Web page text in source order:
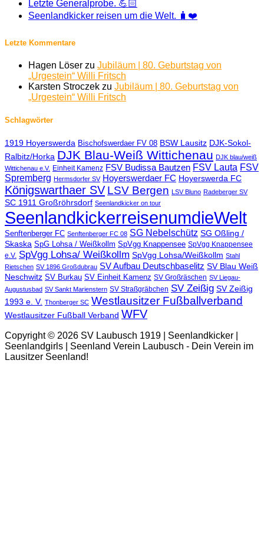
Letzte Generalprobe. 💪🏻
Seenlandkicker reisen um die Welt. 🧳❤️
Letzte Kommentare
Hagen Löser zu Jubiläum | 80. Geburtstag von
„Urgestein“ Willi Fritsch
Karsten Stroczek zu Jubiläum | 80. Geburtstag von
„Urgestein“ Willi Fritsch
Schlagwörter
1919 Hoyerswerda Bischofswerdaer FV 08 BSW Lausitz DJK-Sokol-
Ralbitz/Horka DJK Blau-Weiß Wittichenau DJK blau/weiß
Wittichenau e.V. Einheit Kamenz FSV Budissa Bautzen FSV Lauta FSV
Spremberg Hermsdorfer SV Hoyerswerdaer FC Hoyerswerda FC
Königswarthaer SV LSV Bergen LSV Bluno Radeberger SV
SC 1911 Großröhrsdorf Seenlandkicker on tour
SeenlandkickerreisenumdieWelt
Senftenberger FC Senftenberger FC 08 SG Nebelschütz SG Oßling /
Skaska SpG Lohsa / Weißkollm SpVgg Knappensee SpVgg Knappensee
e.V. SpVgg Lohsa/ Weißkollm SpVgg Lohsa/Weißkollm Stahl
Rietschen SV 1896 Großdubrau SV Aufbau Deutschbaselitz SV Blau Weiß
Neschwitz SV Burkau SV Einheit Kamenz SV Großräschen SV Liegau-
Augustusbad SV Sankt Marienstern SV Straßgräbchen SV Zeißig SV Zeißig
1993 e. V. Thonberger SC Westlausitzer Fußballverband
Westlausitzer Fußball Verband WFV
Copyright © 2026 SV Laubusch 1919 | Seenlandkicker |
Seenlandgirls | Seenland Verein Laubusch - Dein Verein im
Lausitzer Seenland!